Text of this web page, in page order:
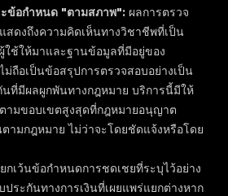
ะถูกกำหนดให้เป็นของปลอม
ข้อกำหนด "ตามสภาพ": ผลการตรวจ
ดงถึงความคิดเห็นทางวิชาชีพที่เป็น
ใช้ให้มาและฐานข้อมูลที่มีอยู่ของ
ถือเป็นข้อสรุปการตรวจสอบอย่างเป็น
นที่มีผลผูกพันทางกฎหมาย บริการนี้มีให้
ามขอบเขตสูงสุดที่กฎหมายอนุญาต
ามกฎหมาย ไม่ว่าจะโดยชัดแจ้งหรือโดย
ยกเว้นข้อกำหนดการชดเชยที่ระบุไว้อย่าง
ระกันทางการเงินที่เผยแพร่แยกต่างหาก